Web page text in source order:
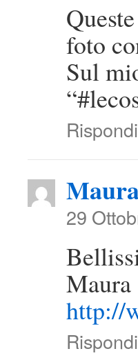
foto
Sul
Rispondi
29
Maura
http://
Rispondi